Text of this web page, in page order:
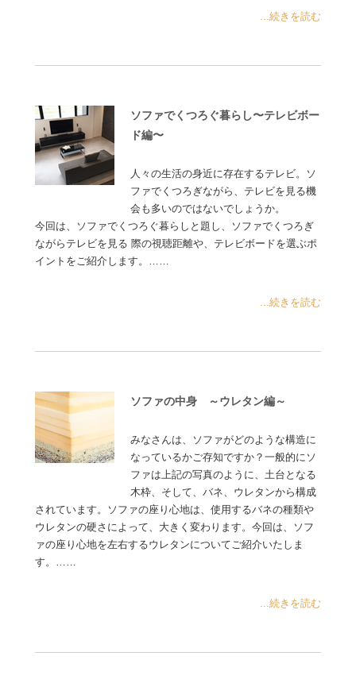
...続きを読む
ソファでくつろぐ暮らし〜テレビボー
ド編〜
人々の生活の身近に存在するテレビ。ソ
ファでくつろぎながら、テレビを見る機
会も多いのではないでしょうか。
今回は、ソファでくつろぐ暮らしと題し、ソファでくつろぎ
ながらテレビを見る 際の視聴距離や、テレビボードを選ぶポ
イントをご紹介します。……
...続きを読む
ソファの中身 ～ウレタン編～
みなさんは、ソファがどのような構造に
なっているかご存知ですか？一般的にソ
ファは上記の写真のように、土台となる
木枠、そして、バネ、ウレタンから構成
されています。ソファの座り心地は、使用するバネの種類や
ウレタンの硬さによって、大きく変わります。今回は、ソフ
ァの座り心地を左右するウレタンについてご紹介いたしま
す。……
...続きを読む